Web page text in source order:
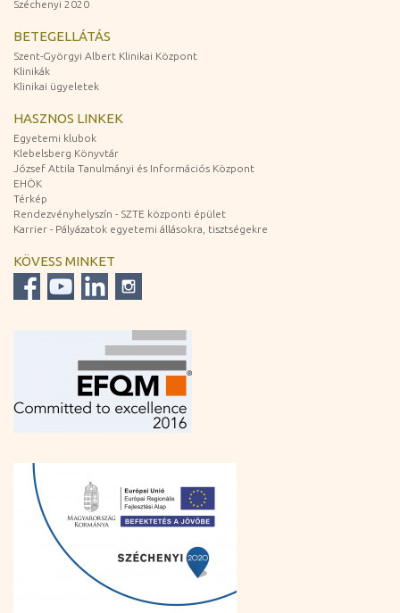
Széchenyi 2020
BETEGELLÁTÁS
Szent-Györgyi Albert Klinikai Központ
Klinikák
Klinikai ügyeletek
HASZNOS LINKEK
Egyetemi klubok
Klebelsberg Könyvtár
József Attila Tanulmányi és Információs Központ
EHÖK
Térkép
Rendezvényhelyszín - SZTE központi épület
Karrier - Pályázatok egyetemi állásokra, tisztségekre
KÖVESS MINKET